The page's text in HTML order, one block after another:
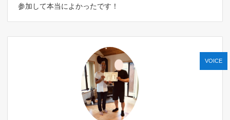
参加して本当によかったです！
VOICE